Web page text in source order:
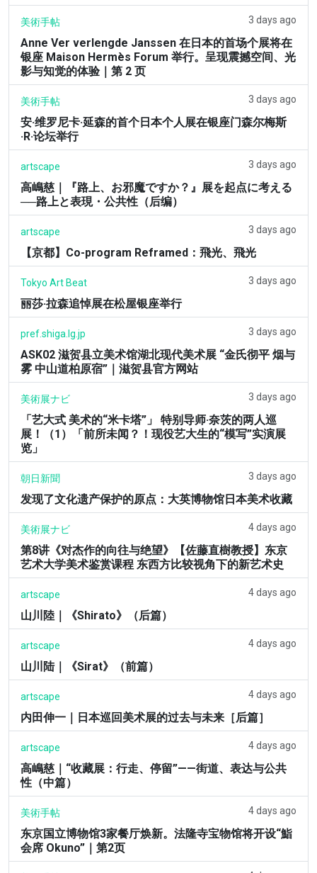
美術手帖 3 days ago
Anne Ver verlengde Janssen 在日本的首场个展将在
银座 Maison Hermès Forum 举行。呈现震撼空间、光
影与知觉的体验｜第 2 页
美術手帖 3 days ago
安·维罗尼卡·延森的首个日本个人展在银座门森尔梅斯
·R·论坛举行
artscape 3 days ago
高嶋慈｜『路上、お邪魔ですか？』展を起点に考える
──路上と表現・公共性（后编）
artscape 3 days ago
【京都】Co-program Reframed：飛光、飛光
Tokyo Art Beat 3 days ago
丽莎·拉森追悼展在松屋银座举行
pref.shiga.lg.jp 3 days ago
ASK02 滋贺县立美术馆湖北现代美术展 “金氏彻平 烟与
雾 中山道柏原宿”｜滋贺县官方网站
美術展ナビ 3 days ago
「艺大式 美术的“米卡塔”」 特别导师·奈茨的两人巡
展！（1）「前所未闻？！现役艺大生的“模写”实演展
览」
朝日新聞 3 days ago
发现了文化遗产保护的原点：大英博物馆日本美术收藏
美術展ナビ 4 days ago
第8讲《对杰作的向往与绝望》【佐藤直樹教授】东京
艺术大学美术鉴赏课程 东西方比较视角下的新艺术史
artscape 4 days ago
山川陸｜《Shirato》（后篇）
artscape 4 days ago
山川陆｜《Sirat》（前篇）
artscape 4 days ago
内田伸一｜日本巡回美术展的过去与未来［后篇］
artscape 4 days ago
高嶋慈｜“收藏展：行走、停留”——街道、表达与公共
性（中篇）
美術手帖 4 days ago
东京国立博物馆3家餐厅焕新。法隆寺宝物馆将开设“鮨
会席 Okuno”｜第2页